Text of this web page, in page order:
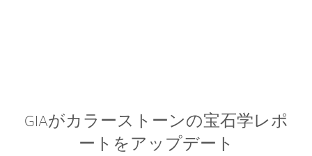
GIAがカラーストーンの宝石学レポ
ートをアップデート